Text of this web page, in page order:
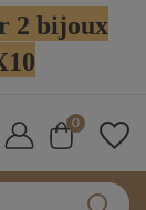
2 bijoux
0